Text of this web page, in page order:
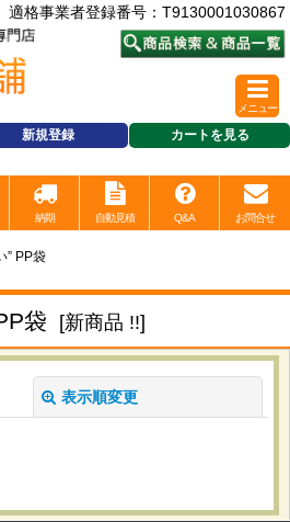
適格事業者登録番号：T9130001030867
新規登録 カートを見る
メニュー
納期 自動見積 Q&A お問合せ
” PP袋
袋 [新商品 !!]
表示順変更